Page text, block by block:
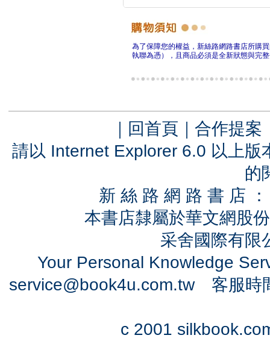
為了保障您的權益，新絲路網路書店所購
執聯為憑），且商品必須是全新狀態與完
｜ 回首頁 ｜ 合作提案
請以 Internet Explorer 6.0 以上
的
新 絲 路 網 路 書 店
本書店隸屬於華文網股
采舍國際有
Your Personal Knowledge
service@book4u.com.tw客服時
c 2001